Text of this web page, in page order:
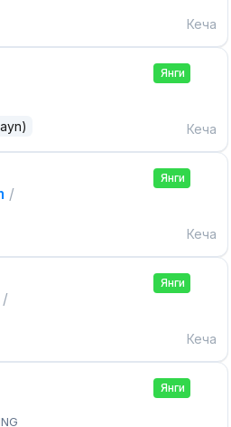
Кеча
Янги
Кеча
/
Янги
Кеча
/
Янги
Кеча
Янги